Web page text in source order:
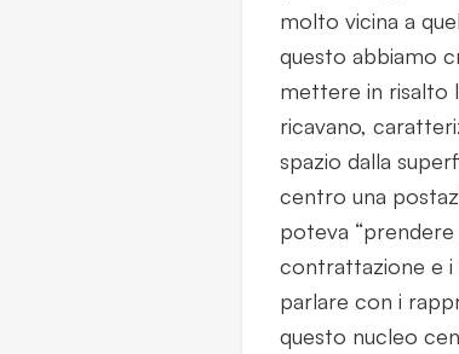
molto vicina a
questo abbiamo
mettere in risalto
ricavano,
spazio dalla
centro una
poteva “prendere
contrattazione e i
parlare con i
questo nucleo